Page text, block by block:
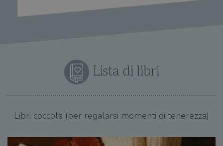
Lista di libri
Libri coccola (per regalarsi momenti di tenerezza)